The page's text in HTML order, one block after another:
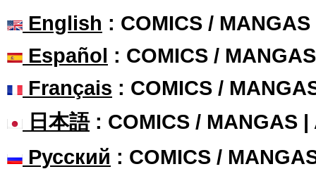
English : COMICS /
Español : COMICS /
Français : COMICS /
日本語: COMICS / MANGAS |
Русский : COMICS /